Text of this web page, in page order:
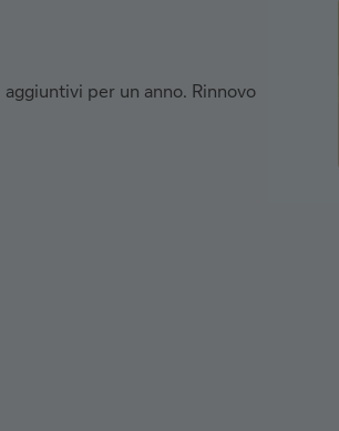
per un anno. Rinnovo